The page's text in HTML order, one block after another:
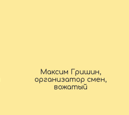
Максим Гришин,
организатор смен,
вожатый